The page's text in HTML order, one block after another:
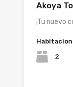
Akoya
¡Tu nuevo
2